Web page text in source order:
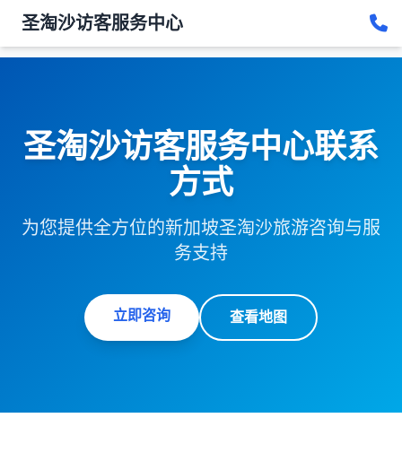
圣淘沙访客服务中心
圣淘沙访客服务中心联系
方式
为您提供全方位的新加坡圣淘沙旅游咨询与服
务支持
立即咨询 查看地图